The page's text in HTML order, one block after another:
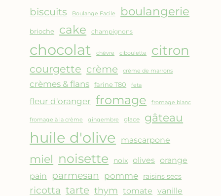
ROUGES
biscuits Boulange Facile boulangerie
brioche cake champignons
chocolat chèvre ciboulette citron
courgette crème crème de marrons
crèmes & flans farine T80 feta
fleur d'oranger fromage fromage blanc
fromage à la crème gingembre glace gâteau
huile d'olive mascarpone
miel noisette noix olives orange
pain
parmesan pomme raisins secs
ricotta tarte thym tomate vanille